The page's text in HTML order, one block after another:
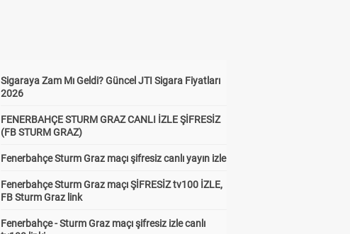
Sigaraya Zam Mı Geldi? Güncel JTI Sigara Fiyatları
2026
FENERBAHÇE STURM GRAZ CANLI İZLE ŞİFRESİZ
(FB STURM GRAZ)
Fenerbahçe Sturm Graz maçı şifresiz canlı yayın izle
Fenerbahçe Sturm Graz maçı ŞİFRESİZ tv100 İZLE,
FB Sturm Graz link
Fenerbahçe - Sturm Graz maçı şifresiz izle canlı